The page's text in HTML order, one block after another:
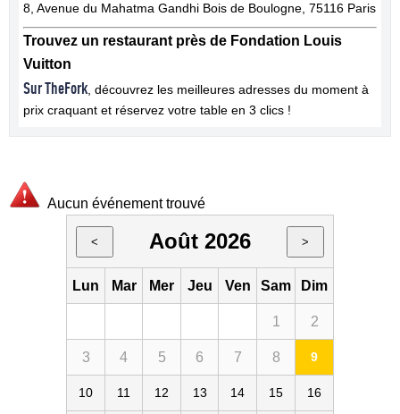
8, Avenue du Mahatma Gandhi Bois de Boulogne, 75116 Paris
Trouvez un restaurant près de Fondation Louis
Vuitton
Sur TheFork , découvrez les meilleures adresses du moment à
prix craquant et réservez votre table en 3 clics !
Aucun événement trouvé
< Août 2026 >
Lun Mar Mer Jeu Ven Sam Dim
1 2
3 4 5 6 7 8 9
10 11 12 13 14 15 16